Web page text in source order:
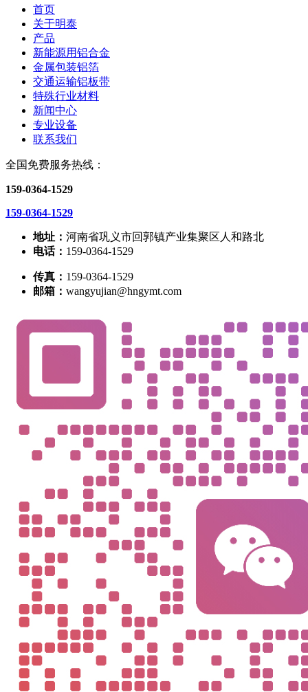
首页
关于明泰
产品
新能源用铝合金
金属包装铝箔
交通运输铝板带
特殊行业材料
新闻中心
专业设备
联系我们
全国免费服务热线：
159-0364-1529
159-0364-1529
地址： 河南省巩义市回郭镇产业集聚区人和路北
电话： 159-0364-1529
传真： 159-0364-1529
邮箱： wangyujian@hngymt.com